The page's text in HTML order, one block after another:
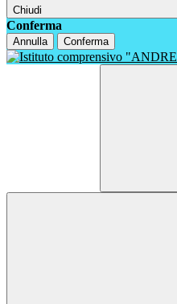
Chiudi
Conferma
Annulla Conferma